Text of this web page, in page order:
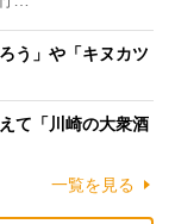
う」や「キヌカツ
て「川崎の大衆酒
一覧を見る